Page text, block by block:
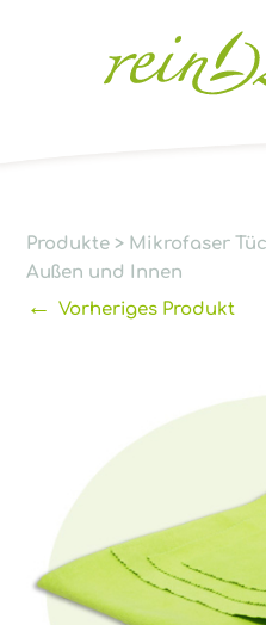
Produkte > Mikrofaser
Außen und Innen
←Vorheriges Produkt